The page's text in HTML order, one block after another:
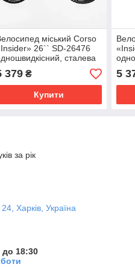
міський Corso
26`` SD-26476
сталева
16.5``, багажник
379₴
Купити
5
за рік
Харків, Україна
до 18:30